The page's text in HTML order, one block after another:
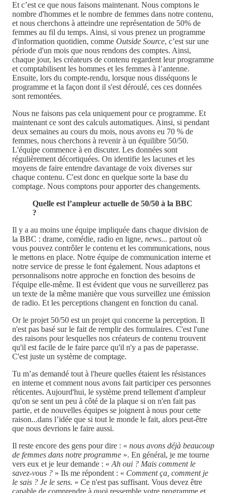
Et c’est ce que nous faisons maintenant. Nous comptons le
nombre d'hommes et le nombre de femmes dans notre contenu,
et nous cherchons à atteindre une représentation de 50% de
femmes au fil du temps. Ainsi, si vous prenez un programme
d'information quotidien, comme Outside Source, c’est sur une
période d'un mois que nous rendons des comptes. Ainsi,
chaque jour, les créateurs de contenu regardent leur programme
et comptabilisent les hommes et les femmes à l’antenne.
Ensuite, lors du compte-rendu, lorsque nous disséquons le
programme et la façon dont il s'est déroulé, ces ces données
sont remontées.
Nous ne faisons pas cela uniquement pour ce programme. Et
maintenant ce sont des calculs automatiques. Ainsi, si pendant
deux semaines au cours du mois, nous avons eu 70 % de
femmes, nous cherchons à revenir à un équilibre 50/50.
L'équipe commence à en discuter. Les données sont
régulièrement décortiquées. On identifie les lacunes et les
moyens de faire entendre davantage de voix diverses sur
chaque contenu. C'est donc en quelque sorte la base du
comptage. Nous comptons pour apporter des changements.
Quelle est l’ampleur actuelle de 50/50 à la BBC
?
Il y a au moins une équipe impliquée dans chaque division de
la BBC : drame, comédie, radio en ligne, news... partout où
vous pouvez contrôler le contenu et les communications, nous
le mettons en place. Notre équipe de communication interne et
notre service de presse le font également. Nous adaptons et
personnalisons notre approche en fonction des besoins de
l'équipe elle-même. Il est évident que vous ne surveillerez pas
un texte de la même manière que vous surveillez une émission
de radio. Et les perceptions changent en fonction du canal.
Or le projet 50/50 est un projet qui concerne la perception. Il
n'est pas basé sur le fait de remplir des formulaires. C'est l'une
des raisons pour lesquelles nos créateurs de contenu trouvent
qu'il est facile de le faire parce qu'il n'y a pas de paperasse.
C'est juste un système de comptage.
Tu m’as demandé tout à l'heure quelles étaient les résistances
en interne et comment nous avons fait participer ces personnes
réticentes. Aujourd'hui, le système prend tellement d'ampleur
qu'on se sent un peu à côté de la plaque si on n'en fait pas
partie, et de nouvelles équipes se joignent à nous pour cette
raison...dans l’idée que si tout le monde le fait, alors peut-être
que nous devrions le faire aussi.
Il reste encore des gens pour dire : « nous avons déjà beaucoup
de femmes dans notre programme ». En général, je me tourne
vers eux et je leur demande : « Ah oui ? Mais comment le
savez-vous ? » Ils me répondent : « Comment ça, comment je
le sais ? Je le sens. » Ce n'est pas suffisant. Vous devez être